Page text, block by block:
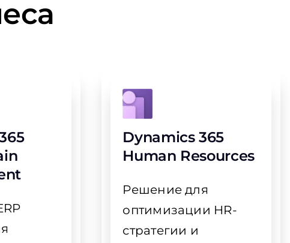
Dynamics 365
Human Resources
Решение для
оптимизации HR-
стратегии и